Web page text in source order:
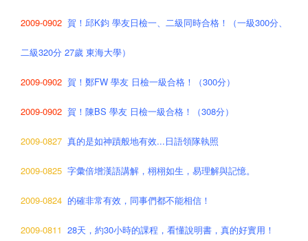
2009-0902 賀！邱K鈞 學友日檢一、二級同時合格！（一級300分、
二級320分 27歲 東海大學）
2009-0902 賀！鄭FW 學友 日檢一級合格！（300分）
2009-0902 賀！陳BS 學友 日檢一級合格！（308分）
2009-0827 真的是如神蹟般地有效...日語領隊執照
2009-0825 字彙倍增漢語講解，栩栩如生，易理解與記憶。
2009-0824 的確非常有效，同事們都不能相信！
2009-0811 28天，約30小時的課程，看懂說明書，真的好實用！